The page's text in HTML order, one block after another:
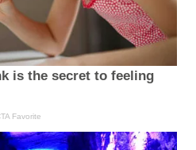
is the secret to feeling
Favorite